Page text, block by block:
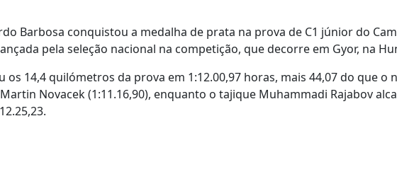
Barbosa conquistou a medalha de prata na prova de C1 júnior do
pela seleção nacional na competição, que decorre em Gyor, na
14,4 quilómetros da prova em 1:12.00,97 horas, mais 44,07 do que o
Novacek (1:11.16,90), enquanto o tajique Muhammadi Rajabov